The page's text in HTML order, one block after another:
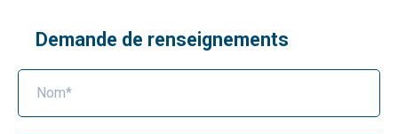
Demande de renseignements
Nom*